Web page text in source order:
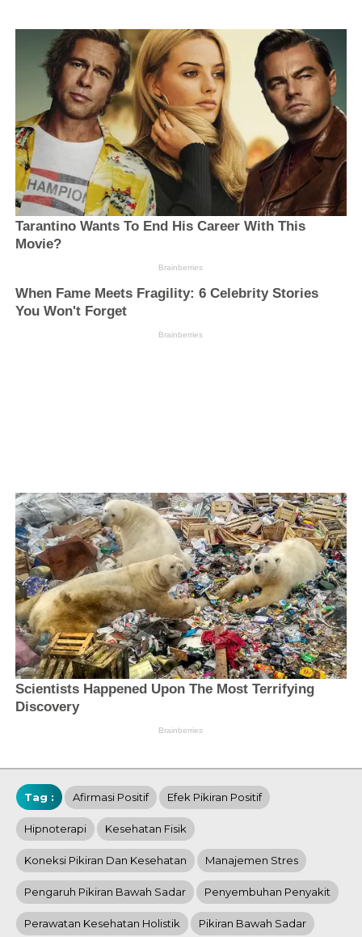
Tag : Afirmasi Positif Efek Pikiran Positif
Hipnoterapi Kesehatan Fisik
Koneksi Pikiran Dan Kesehatan Manajemen Stres
Pengaruh Pikiran Bawah Sadar Penyembuhan Penyakit
Perawatan Kesehatan Holistik Pikiran Bawah Sadar